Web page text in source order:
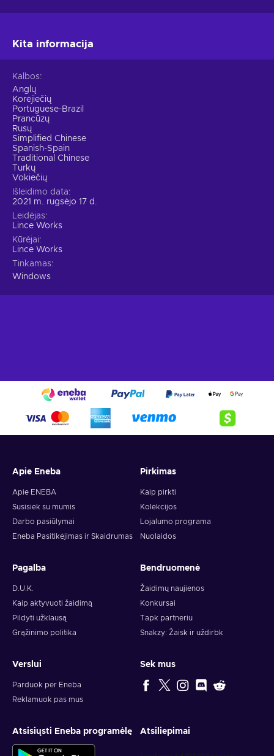
Kita informacija
Kalbos
Anglų
Korėjiečių
Portuguese-Brazil
Prancūzų
Rusų
Simplified Chinese
Spanish-Spain
Traditional Chinese
Turkų
Vokiečių
Išleidimo data
2021 m. rugsėjo 17 d.
Leidėjas
Lince Works
Kūrėjai
Lince Works
Tinkamas
Windows
Apie Eneba
Apie ENEBA
Susisiek su mumis
Darbo pasiūlymai
Eneba Pasitikėjimas ir Skaidrumas
Pirkimas
Kaip pirkti
Kolekcijos
Lojalumo programa
Nuolaidos
Pagalba
D.U.K.
Kaip aktyvuoti žaidimą
Pildyti užklausą
Grąžinimo politika
Bendruomenė
Žaidimų naujienos
Konkursai
Tapk partneriu
Snakzy: Žaisk ir uždirbk
Verslui
Parduok per Eneba
Reklamuok pas mus
Sek mus
Atsisiųsti Eneba programėlę Atsiliepimai